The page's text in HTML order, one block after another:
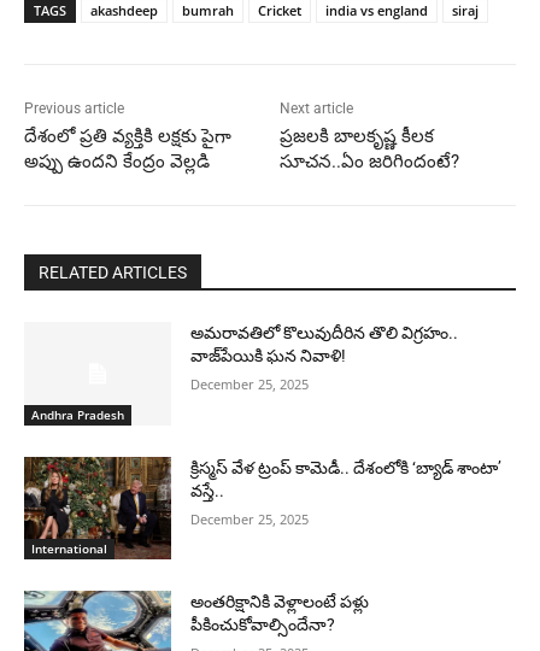
TAGS akashdeep bumrah Cricket india vs england siraj
Previous article
దేశంలో ప్రతి వ్యక్తికి లక్షకు పైగా
అప్పు ఉందని కేంద్రం వెల్లడి
Next article
ప్రజలకి బాలకృష్ణ కీలక
సూచన..ఏం జరిగిందంటే?
RELATED ARTICLES
Andhra Pradesh
అమరావతిలో కొలువుదీరిన తొలి విగ్రహం..
వాజ్‌పేయికి ఘన నివాళి!
December 25, 2025
International
క్రిస్మస్ వేళ ట్రంప్ కామెడీ.. దేశంలోకి ‘బ్యాడ్ శాంటా’
వస్తే..
December 25, 2025
అంతరిక్షానికి వెళ్లాలంటే పళ్లు
పీకించుకోవాల్సిందేనా?